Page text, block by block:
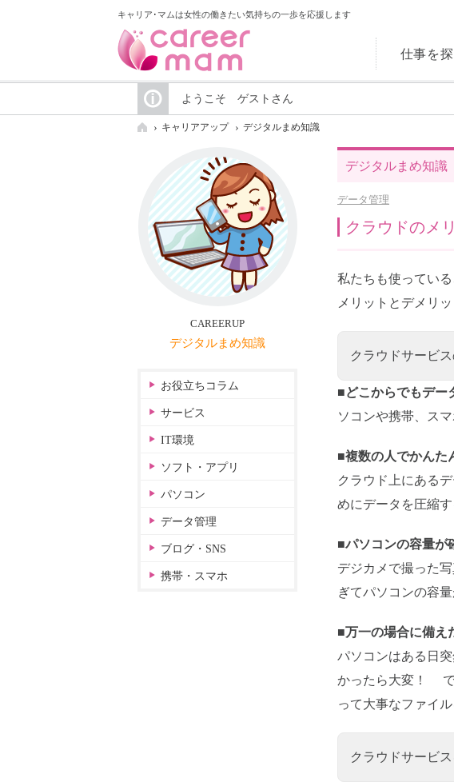
キャリア･マムは女性の働きたい気持ちの一歩を応援します
仕事を
ようこそ ゲストさん
キャリアアップ デジタルまめ知識
デジタルまめ知識
データ管理
クラウドのメ
私たちも使っている
メリットとデメリ
クラウドサービ
■どこからでもデー
ソコンや携帯、ス
■複数の人でかんた
クラウド上にある
めにデータを圧縮す
■パソコンの容量が
デジカメで撮った
ぎてパソコンの容
■万一の場合に備え
パソコンはある日
かったら大変！ で
って大事なファイ
クラウドサービ
CAREERUP
デジタルまめ知識
お役立ちコラム
サービス
IT環境
ソフト・アプリ
パソコン
データ管理
ブログ・SNS
携帯・スマホ